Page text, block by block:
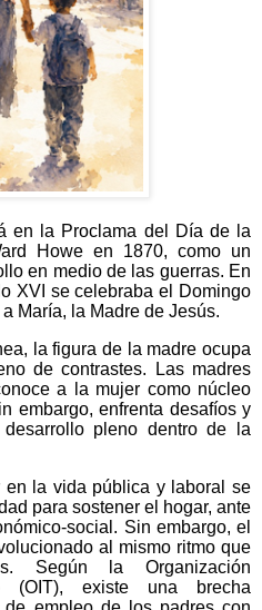
en la Proclama del Día de la
Howe en 1870, como un
en medio de las guerras. En
XVI se celebraba el Domingo
María, la Madre de Jesús.
la figura de la madre ocupa
de contrastes. Las madres
a la mujer como núcleo
embargo, enfrenta desafíos y
pleno dentro de la
en la vida pública y laboral se
para sostener el hogar, ante
social. Sin embargo, el
al mismo ritmo que
Según la Organización
(OIT), existe una brecha